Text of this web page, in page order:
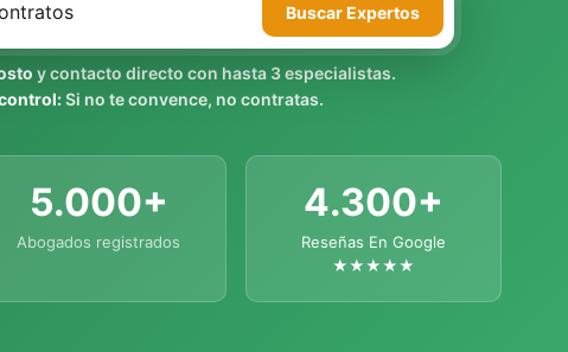
BuscarExpertos
y contacto directo con hasta 3 especialistas.
Si no te convence, no contratas.
5.000+
Abogados registrados
4.300+
Reseñas En Google
★★★★★